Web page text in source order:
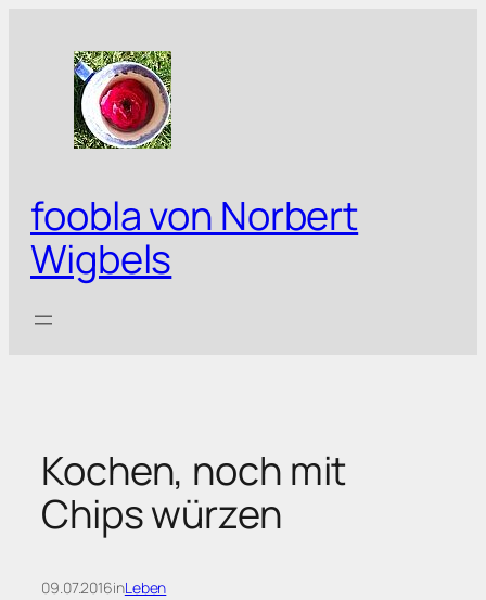
springen
foobla von Norbert
Wigbels
Kochen, noch mit
Chips würzen
09.07.2016inLeben